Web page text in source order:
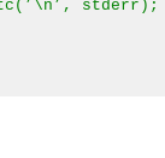
stderr);